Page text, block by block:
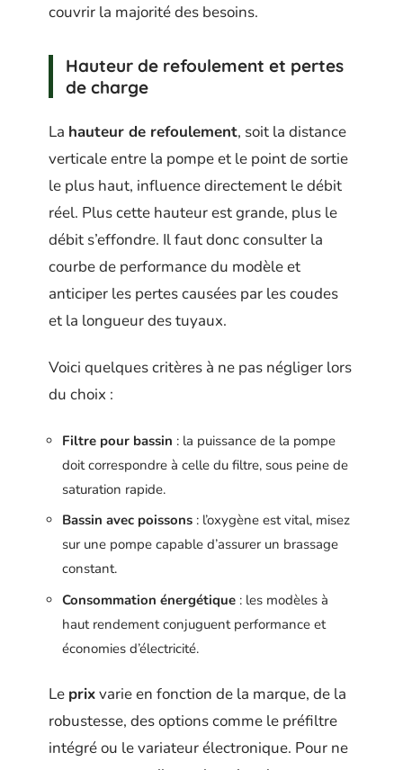
couvrir la majorité des besoins.
Hauteur de refoulement et pertes
de charge
La hauteur de refoulement, soit la distance
verticale entre la pompe et le point de sortie
le plus haut, influence directement le débit
réel. Plus cette hauteur est grande, plus le
débit s’effondre. Il faut donc consulter la
courbe de performance du modèle et
anticiper les pertes causées par les coudes
et la longueur des tuyaux.
Voici quelques critères à ne pas négliger lors
du choix :
Filtre pour bassin : la puissance de la pompe
doit correspondre à celle du filtre, sous peine de
saturation rapide.
Bassin avec poissons : l’oxygène est vital, misez
sur une pompe capable d’assurer un brassage
constant.
Consommation énergétique : les modèles à
haut rendement conjuguent performance et
économies d’électricité.
Le prixvarie en fonction de la marque, de la
robustesse, des options comme le préfiltre
intégré ou le variateur électronique. Pour ne